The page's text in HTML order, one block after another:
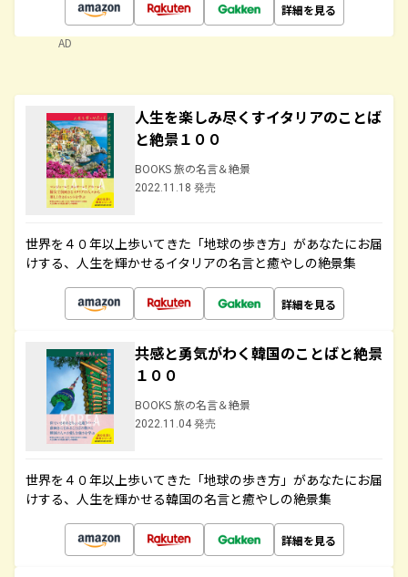
詳細を見る
AD
人生を楽しみ尽くすイタリアのことば
と絶景１００
BOOKS 旅の名言＆絶景
2022.11.18 発売
世界を４０年以上歩いてきた「地球の歩き方」があなたにお届
けする、人生を輝かせるイタリアの名言と癒やしの絶景集
詳細を見る
共感と勇気がわく韓国のことばと絶景
１００
BOOKS 旅の名言＆絶景
2022.11.04 発売
世界を４０年以上歩いてきた「地球の歩き方」があなたにお届
けする、人生を輝かせる韓国の名言と癒やしの絶景集
詳細を見る